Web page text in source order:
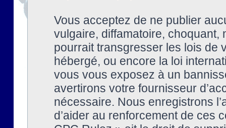
Vous acceptez de ne publier
vulgaire, diffamatoire, choquant,
pourrait transgresser les lois de
hébergé, ou encore la loi
vous vous exposez à un
avertirons votre fournisseur
nécessaire. Nous enregistrons
d’aider au renforcement de ces